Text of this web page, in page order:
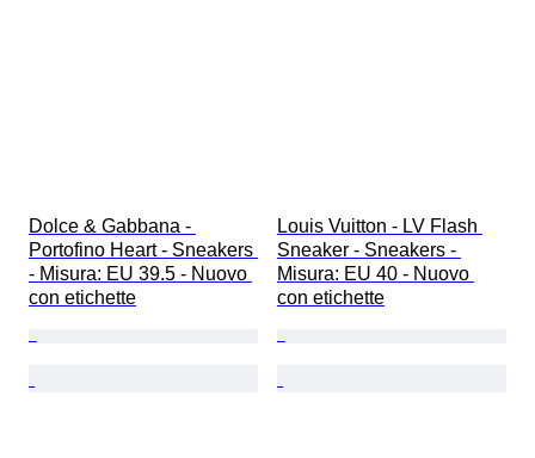
Dolce & Gabbana -
Portofino Heart - Sneakers
- Misura: EU 39.5 - Nuovo
con etichette
Louis Vuitton - LV Flash
Sneaker - Sneakers -
Misura: EU 40 - Nuovo
con etichette